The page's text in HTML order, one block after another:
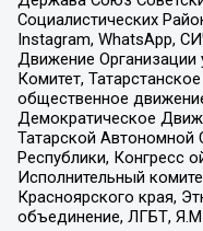
Социалистических
Instagram, WhatsApp,
Движение Организации
Комитет,
общественное
Демократическое
Татарской Автономной
Республики, Конгресс
Исполнительный
Красноярского края,
объединение, ЛГБТ,